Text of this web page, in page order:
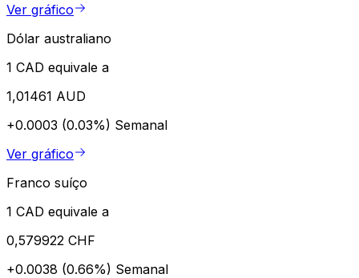
Ver gráfico
Dólar australiano
1 CAD equivale a
1,01461 AUD
+0.0003 (0.03%) Semanal
Ver gráfico
Franco suíço
1 CAD equivale a
0,579922 CHF
+0.0038 (0.66%) Semanal